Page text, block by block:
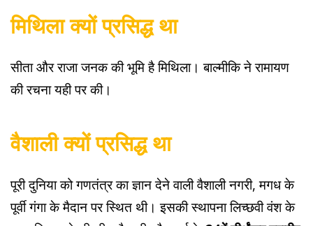
मिथिला क्यों प्रसिद्ध था
सीता और राजा जनक की भूमि है मिथिला। बाल्मीकि ने रामायण
की रचना यही पर की।
वैशाली क्यों प्रसिद्ध था
पूरी दुनिया को गणतंत्र का ज्ञान देने वाली वैशाली नगरी, मगध के
पूर्वी गंगा के मैदान पर स्थित थी। इसकी स्थापना लिच्छवी वंश के